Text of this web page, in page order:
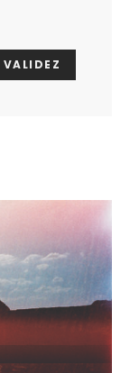
VALIDEZ